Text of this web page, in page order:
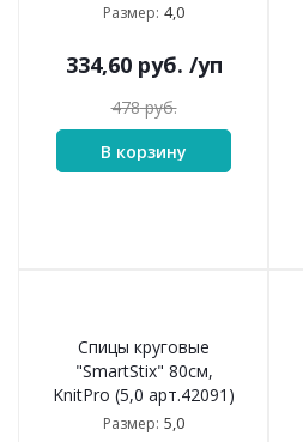
Размер: 4,0
334,60руб. /уп
478руб.
В корзину
Спицы круговые
"SmartStix" 80см,
KnitPro (5,0 арт.42091)
Размер: 5,0